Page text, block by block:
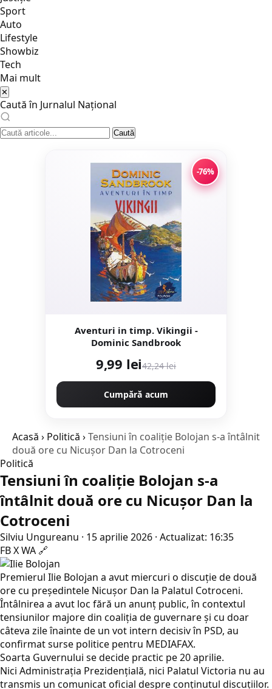
Sport
Auto
Lifestyle
Showbiz
Tech
Mai mult
✕
Caută în Jurnalul Național
Caută
-76%
Aventuri in timp. Vikingii -
Dominic Sandbrook
9,99 lei42,24 lei
Cumpără acum
Acasă › Politică ›Tensiuni în coaliție Bolojan s-a întâlnit
două ore cu Nicușor Dan la Cotroceni
Politică
Tensiuni în coaliție Bolojan s-a
întâlnit două ore cu Nicușor Dan la
Cotroceni
Silviu Ungureanu · 15 aprilie 2026 · Actualizat: 16:35
FBXWA 🔗
Premierul Ilie Bolojan a avut miercuri o discuție de două
ore cu președintele Nicușor Dan la Palatul Cotroceni.
Întâlnirea a avut loc fără un anunț public, în contextul
tensiunilor majore din coaliția de guvernare și cu doar
câteva zile înainte de un vot intern decisiv în PSD, au
confirmat surse politice pentru MEDIAFAX.
Soarta Guvernului se decide practic pe 20 aprilie.
Nici Administrația Prezidențială, nici Palatul Victoria nu au
transmis un comunicat oficial despre conținutul discuțiilor.